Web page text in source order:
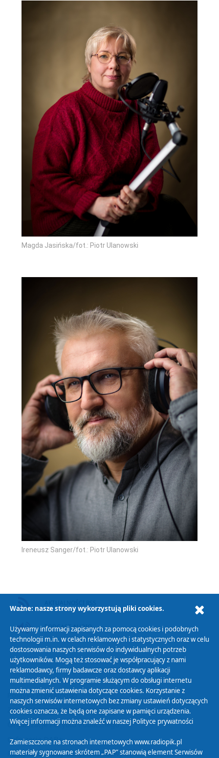
Magda Jasińska/fot.: Piotr Ulanowski
Ireneusz Sanger/fot.: Piotr Ulanowski
PODCAST AUDIO
Polityka Prywatności
Zasady korzystania z Serwisu
Organizacje Pożytku Publicznego
Cyfryzacja DAB+
Polityka ochrony danych osobowych
Ważne: nasze strony wykorzystują pliki cookies.
Używamy informacji zapisanych za pomocą cookies i podobnych
technologii m.in. w celach reklamowych i statystycznych oraz w celu
dostosowania naszych serwisów do indywidualnych potrzeb
użytkowników. Mogą też stosować je współpracujący z nami
reklamodawcy, firmy badawcze oraz dostawcy aplikacji
multimedialnych. W programie służącym do obsługi internetu
można zmienić ustawienia dotyczące cookies. Korzystanie z
naszych serwisów internetowych bez zmiany ustawień dotyczących
cookies oznacza, że będą one zapisane w pamięci urządzenia.
Więcej informacji można znaleźć w naszej Polityce prywatności
Zamieszczone na stronach internetowych www.radiopik.pl
materiały sygnowane skrótem „PAP” stanowią element Serwisów